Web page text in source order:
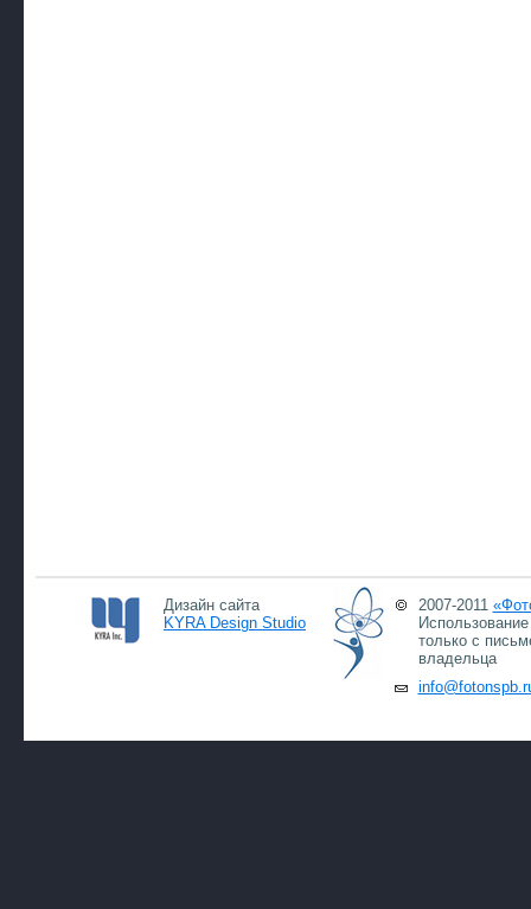
Дизайн сайта
KYRA Design Studio
2007-2011
только с
владельца